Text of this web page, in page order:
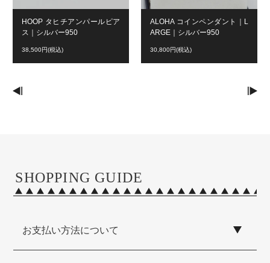
HOOP タヒチアンパールピア
ス｜シルバー950
38,500円(税込)
ALOHA コインペンダント｜L
ARGE｜シルバー950
30,800円(税込)
SHOPPING GUIDE
お支払い方法について